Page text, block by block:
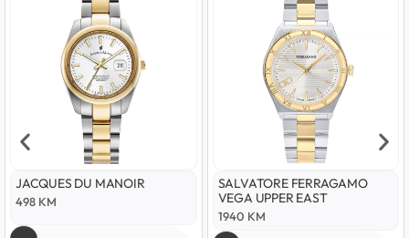
JACQUES DU MANOIR
498 KM
SALVATORE FERRAGAMO
VEGA UPPER EAST
1940 KM